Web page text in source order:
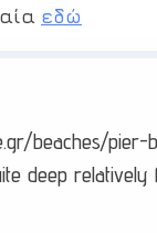
εδώ
beaches/
deep relatively